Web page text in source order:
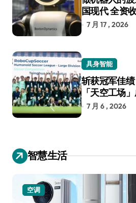
国现代 全资
7 月 17 , 2026
具身智能
斩获冠军佳
「天空工场
RoboCup 机
7 月 6 , 2026
智慧生活
空调